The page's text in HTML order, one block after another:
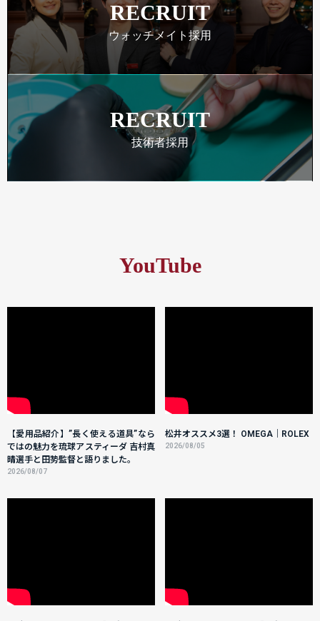
RECRUIT
ウォッチメイト採用
RECRUIT
技術者採用
YouTube
【愛用品紹介】”長く使える道具”なら
ではの魅力を琉球アスティーダ 吉村真
晴選手と田㔟監督と語りました。
2026/08/07
松井オススメ3選！ OMEGA｜ROLEX
2026/08/05